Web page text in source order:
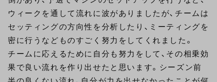
ウィークを通して流れに波がありましたが、チームは
セッティングの方向性を分析したり、ミーティングを
密に行うなどものすごく努力をしてくれました。
チームに応えるために自分も努力をして、その相乗効
果で良い流れを作り出せたと思います。シーズン前